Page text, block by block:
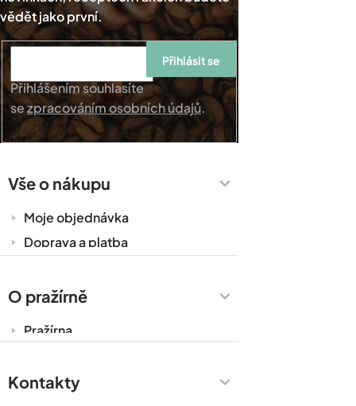
Přihlášením souhlasíte
sezpracováním osobních údajů.
Přihlásit se
Vše o nákupu
Moje objednávka
Doprava a platba
Zakázková výroba
Ochrana osobních údajů
O pražírně
Pražírna
Prodejny
Kontakty